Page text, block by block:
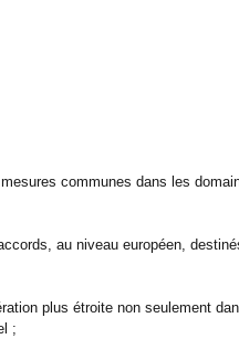
communes dans les
au niveau européen,
plus étroite non seulement
;